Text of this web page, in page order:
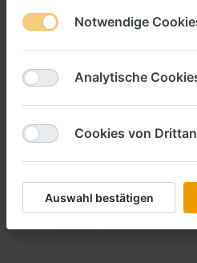
Notwendige
Analytische
Cookies von
Auswahl bestätigen